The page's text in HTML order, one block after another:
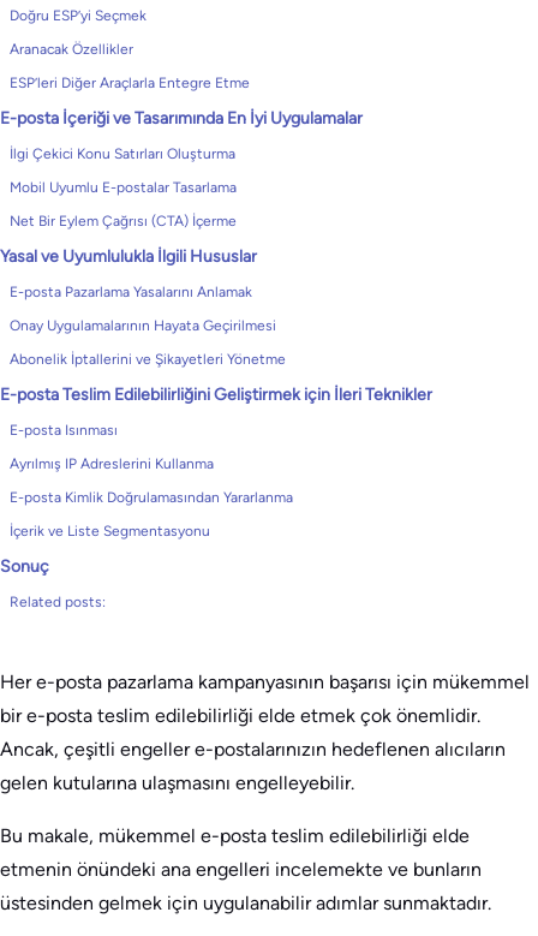
Doğru ESP’yi Seçmek
Aranacak Özellikler
ESP’leri Diğer Araçlarla Entegre Etme
E-posta İçeriği ve Tasarımında En İyi Uygulamalar
İlgi Çekici Konu Satırları Oluşturma
Mobil Uyumlu E-postalar Tasarlama
Net Bir Eylem Çağrısı (CTA) İçerme
Yasal ve Uyumlulukla İlgili Hususlar
E-posta Pazarlama Yasalarını Anlamak
Onay Uygulamalarının Hayata Geçirilmesi
Abonelik İptallerini ve Şikayetleri Yönetme
E-posta Teslim Edilebilirliğini Geliştirmek için İleri Teknikler
E-posta Isınması
Ayrılmış IP Adreslerini Kullanma
E-posta Kimlik Doğrulamasından Yararlanma
İçerik ve Liste Segmentasyonu
Sonuç
Related posts:
Her e-posta pazarlama kampanyasının başarısı için mükemmel
bir e-posta teslim edilebilirliği elde etmek çok önemlidir.
Ancak, çeşitli engeller e-postalarınızın hedeflenen alıcıların
gelen kutularına ulaşmasını engelleyebilir.
Bu makale, mükemmel e-posta teslim edilebilirliği elde
etmenin önündeki ana engelleri incelemekte ve bunların
üstesinden gelmek için uygulanabilir adımlar sunmaktadır.